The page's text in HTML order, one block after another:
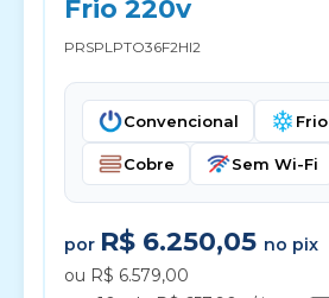
Frio 220v
PRSPLPTO36F2HI2
Convencional Frio
Cobre Sem Wi-Fi
por R$ 6.250,05 no pix
ou R$ 6.579,00